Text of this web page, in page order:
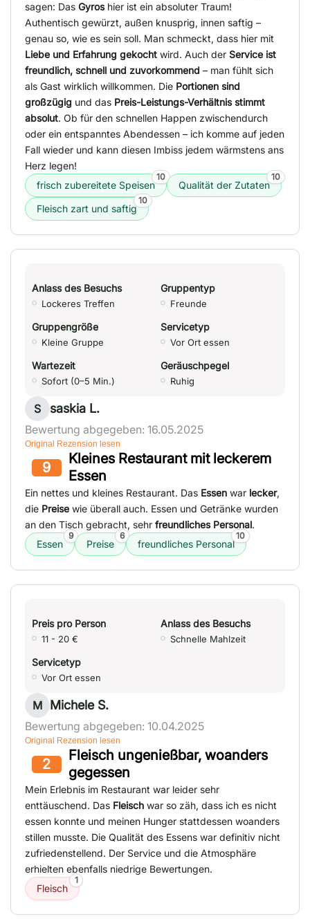
sagen: Das Gyroshier ist ein absoluter Traum!
Authentisch gewürzt, außen knusprig, innen saftig –
genau so, wie es sein soll. Man schmeckt, dass hier mit
Liebe und Erfahrung gekocht wird. Auch der Service ist
freundlich, schnell und zuvorkommend – man fühlt sich
als Gast wirklich willkommen. Die Portionen sind
großzügig und das Preis-Leistungs-Verhältnis stimmt
absolut. Ob für den schnellen Happen zwischendurch
oder ein entspanntes Abendessen – ich komme auf jeden
Fall wieder und kann diesen Imbiss jedem wärmstens ans
Herz legen!
frisch zubereitete Speisen
10
Qualität der Zutaten
10
Fleisch zart und saftig
10
Anlass des Besuchs
Lockeres Treffen
Gruppentyp
Freunde
Gruppengröße
Kleine Gruppe
Servicetyp
Vor Ort essen
Wartezeit
Sofort (0–5 Min.)
Geräuschpegel
Ruhig
S saskia L.
Bewertung abgegeben: 16.05.2025
Original Rezension lesen
9
Kleines Restaurant mit leckerem
Essen
Ein nettes und kleines Restaurant. Das Essen war lecker,
die Preise wie überall auch. Essen und Getränke wurden
an den Tisch gebracht, sehr freundliches Personal.
Essen
9
Preise
6
freundliches Personal
10
Preis pro Person
11 - 20 €
Anlass des Besuchs
Schnelle Mahlzeit
Servicetyp
Vor Ort essen
M Michele S.
Bewertung abgegeben: 10.04.2025
Original Rezension lesen
2
Fleisch ungenießbar, woanders
gegessen
Mein Erlebnis im Restaurant war leider sehr
enttäuschend. Das Fleisch war so zäh, dass ich es nicht
essen konnte und meinen Hunger stattdessen woanders
stillen musste. Die Qualität des Essens war definitiv nicht
zufriedenstellend. Der Service und die Atmosphäre
erhielten ebenfalls niedrige Bewertungen.
Fleisch
1